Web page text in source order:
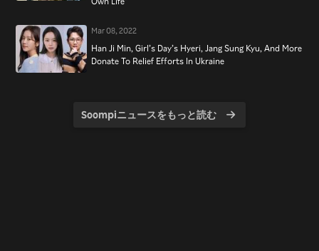
Mar 08, 2022
Han Ji Min, Girl’s Day’s Hyeri, Jang Sung Kyu, And More
Donate To Relief Efforts In Ukraine
Soompiニュースをもっと読む